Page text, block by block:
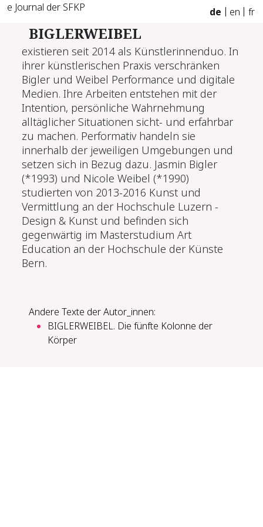
e Journal der SFKP de en fr
BIGLERWEIBEL
existieren seit 2014 als Künstlerinnenduo. In
ihrer künstlerischen Praxis verschränken
Bigler und Weibel Performance und digitale
Medien. Ihre Arbeiten entstehen mit der
Intention, persönliche Wahrnehmung
alltäglicher Situationen sicht- und erfahrbar
zu machen. Performativ handeln sie
innerhalb der jeweiligen Umgebungen und
setzen sich in Bezug dazu. Jasmin Bigler
(*1993) und Nicole Weibel (*1990)
studierten von 2013-2016 Kunst und
Vermittlung an der Hochschule Luzern -
Design & Kunst und befinden sich
gegenwärtig im Masterstudium Art
Education an der Hochschule der Künste
Bern.
Andere Texte der Autor_innen:
BIGLERWEIBEL. Die fünfte Kolonne der
Körper